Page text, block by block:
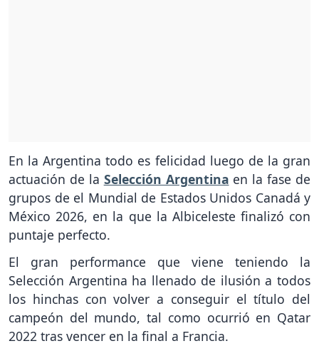
En la Argentina todo es felicidad luego de la gran
actuación de la Selección Argentina en la fase de
grupos de el Mundial de Estados Unidos Canadá y
México 2026, en la que la Albiceleste finalizó con
puntaje perfecto.
El gran performance que viene teniendo la
Selección Argentina ha llenado de ilusión a todos
los hinchas con volver a conseguir el título del
campeón del mundo, tal como ocurrió en Qatar
2022 tras vencer en la final a Francia.